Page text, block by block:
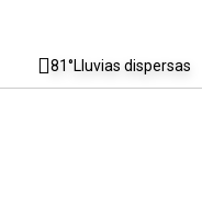
81°Lluvias dispersas